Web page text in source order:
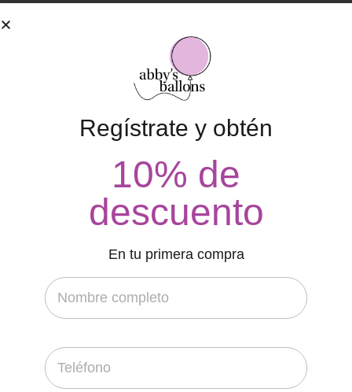
Sugerencias de Compra
Regístrate y obtén
10% de
descuento
En tu primera compra